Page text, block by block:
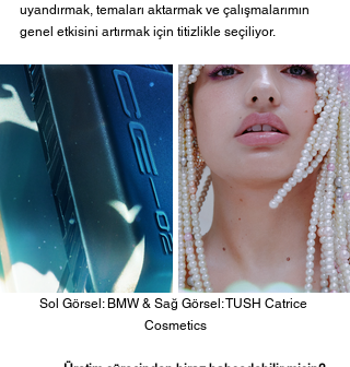
uyandırmak, temaları aktarmak ve çalışmalarımın
genel etkisini artırmak için titizlikle seçiliyor.
Sol Görsel: BMW & Sağ Görsel: TUSH Catrice
Cosmetics